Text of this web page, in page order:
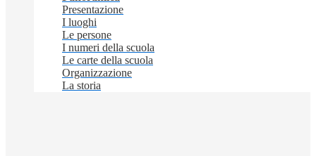
Presentazione
I luoghi
Le persone
I numeri della scuola
Le carte della scuola
Organizzazione
La storia